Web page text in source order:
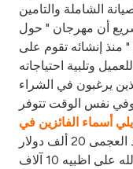
الشاملة والتامين
أن مهرجان " حول
منذ إنشائه تقوم على
وتلبية احتياجاته
يرغبون في الشراء
وفي نفس الوقت تتوفر
أسماء الفائزين في
هادى فهد العجمى 20 ألف دولار
عفات محمد العنزى 15 ألف دولار عبد الله على اظبيه 10 آلاف